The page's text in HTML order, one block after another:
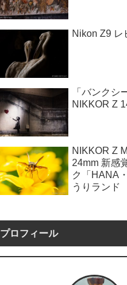
Nikon Z9 レ
「バンクシ
NIKKOR Z
NIKKOR Z
24mm 新感
ク「HANA
うりランド
プロフィール